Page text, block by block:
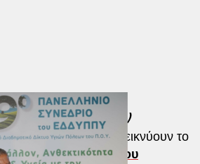
των αριθμών
της ΕΛΣΤΑΤ αποδεικνύουν το
τηςσυρρίκνωσής του